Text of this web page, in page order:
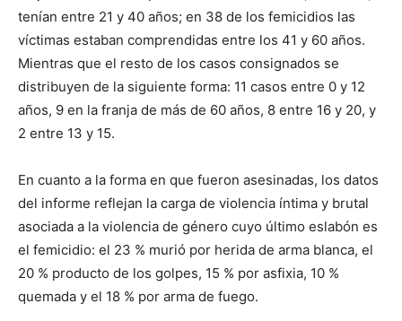
tenían entre 21 y 40 años; en 38 de los femicidios las
víctimas estaban comprendidas entre los 41 y 60 años.
Mientras que el resto de los casos consignados se
distribuyen de la siguiente forma: 11 casos entre 0 y 12
años, 9 en la franja de más de 60 años, 8 entre 16 y 20, y
2 entre 13 y 15.
En cuanto a la forma en que fueron asesinadas, los datos
del informe reflejan la carga de violencia íntima y brutal
asociada a la violencia de género cuyo último eslabón es
el femicidio: el 23 % murió por herida de arma blanca, el
20 % producto de los golpes, 15 % por asfixia, 10 %
quemada y el 18 % por arma de fuego.